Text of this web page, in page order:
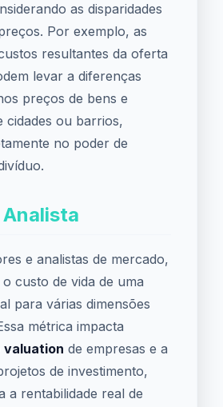
as disparidades
Por exemplo, as
resultantes da oferta
levar a diferenças
preços de bens e
cidades ou barrios,
no poder de
e analistas de mercado,
custo de vida de uma
para várias dimensões
métrica impacta
valuation de empresas e a
de investimento,
a rentabilidade real de